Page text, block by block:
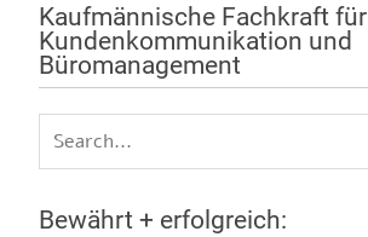
Kaufmännische Fachkraft für
Kundenkommunikation und
Büromanagement
Bewährt + erfolgreich: